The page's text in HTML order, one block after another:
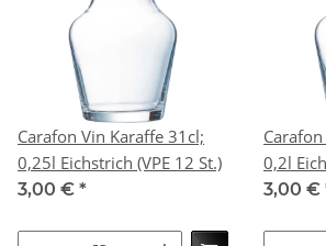
Carafon Vin Karaffe 31cl;
0,25l Eichstrich (VPE 12 St.)
3,00 € *
0,2l
3,00 €